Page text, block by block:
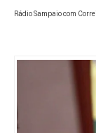
Rádio Sampaio com